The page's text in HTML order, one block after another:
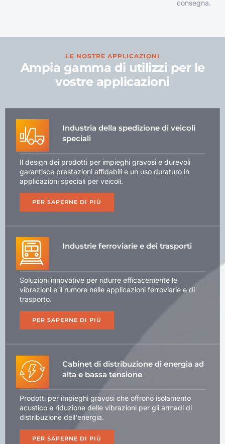
consegna.
LE NOSTRE APPLICAZIONI
Ampia gamma di utilizzi per le
vostre applicazioni
Industria della spedizione di veicoli
speciali
Il design dei prodotti per impieghi gravosi e durevoli
garantisce prestazioni affidabili e un uso duraturo in
applicazioni speciali per veicoli.
PER SAPERNE DI PIÙ
Industrie ferroviarie e dei trasporti
Soluzioni innovative per ridurre efficacemente le
vibrazioni e il rumore nelle applicazioni ferroviarie e di
trasporto.
PER SAPERNE DI PIÙ
Cabinet di distribuzione di energia ad
alta e bassa tensione
Prodotti per impieghi gravosi che offrono isolamento
acustico e riduzione delle vibrazioni per gli armadi di
distribuzione dell'energia.
PER SAPERNE DI PIÙ